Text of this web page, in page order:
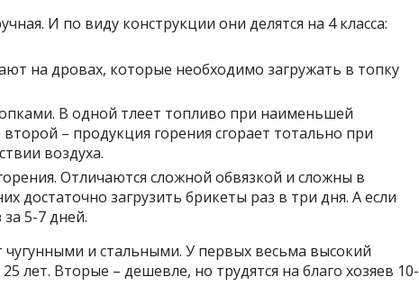
И по виду конструкции они делятся на 4 класса:
на дровах, которые необходимо загружать в топку
В одной тлеет топливо при наименьшей
– продукция горения сгорает тотально при
воздуха.
Отличаются сложной обвязкой и сложны в
достаточно загрузить брикеты раз в три дня. А если
5-7 дней.
и стальными. У первых весьма высокий
лет. Вторые – дешевле, но трудятся на благо хозяев 10-